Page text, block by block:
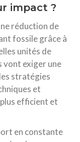
impact ?
réduction de
fossile grâce à
unités de
vont exiger une
stratégies
et
efficient et
en constante